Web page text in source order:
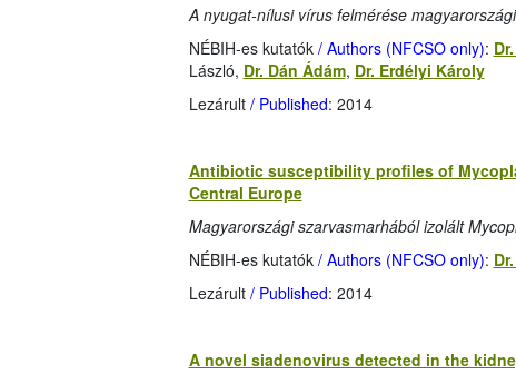
A nyugat-nílusi vírus felmérése
NÉBIH-es kutatók / Authors (NFCSO only):
László, Dr. Dán Ádám, Dr. Erdélyi Károly
Lezárult/ Published: 2014
Antibiotic susceptibility profiles of
Central Europe
Magyarországi szarvasmarhából izolált
NÉBIH-es kutatók / Authors (NFCSO only):
Lezárult/ Published: 2014
A novel siadenovirus detected in the